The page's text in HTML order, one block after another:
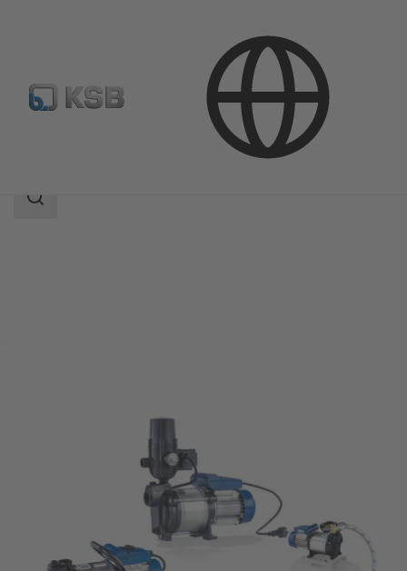
Каталог продукции MultiEco
Область